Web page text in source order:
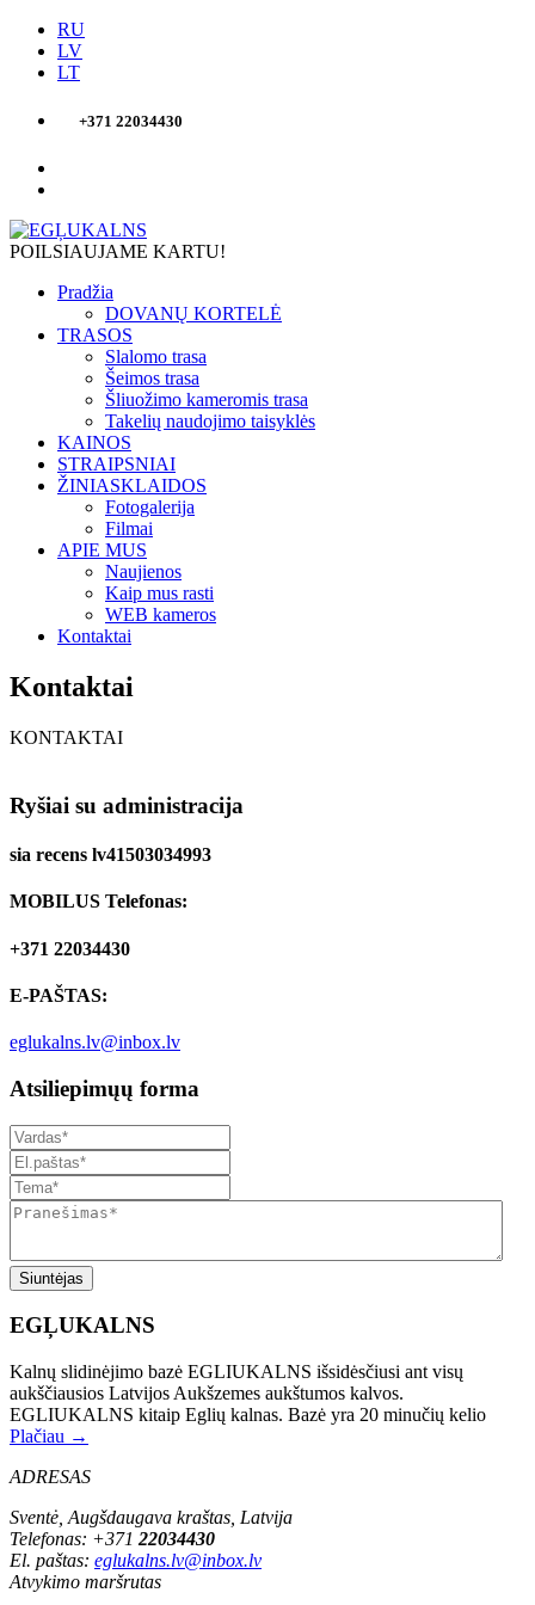
RU
LV
LT
+371 22034430
POILSIAUJAME KARTU!
Pradžia
DOVANŲ KORTELĖ
TRASOS
Slalomo trasa
Šeimos trasa
Šliuožimo kameromis trasa
Takelių naudojimo taisyklės
KAINOS
STRAIPSNIAI
ŽINIASKLAIDOS
Fotogalerija
Filmai
APIE MUS
Naujienos
Kaip mus rasti
WEB kameros
Kontaktai
Kontaktai
KONTAKTAI
Ryšiai su administracija
sia recens lv41503034993
MOBILUS Telefonas:
+371 22034430
E-PAŠTAS:
eglukalns.lv@inbox.lv
Atsiliepimųų forma
Siuntėjas
EGĻUKALNS
Kalnų slidinėjimo bazė EGLIUKALNS išsidėsčiusi ant visų
aukščiausios Latvijos Aukšzemes aukštumos kalvos.
EGLIUKALNS kitaip Eglių kalnas. Bazė yra 20 minučių kelio
Plačiau →
ADRESAS
Sventė, Augšdaugava kraštas, Latvija
Telefonas: +371 22034430
El. paštas: eglukalns.lv@inbox.lv
Atvykimo maršrutas